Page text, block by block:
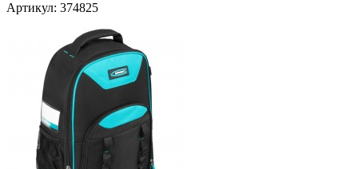
Артикул: 374825